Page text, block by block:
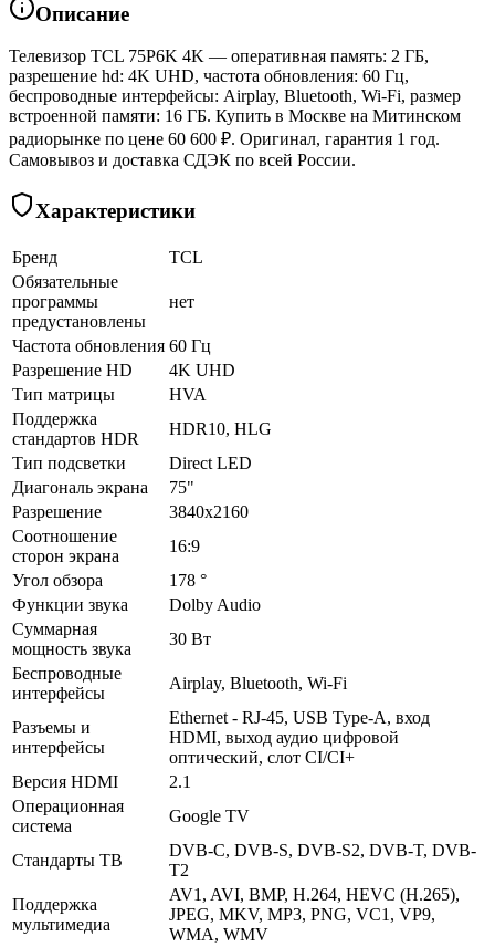
Описание
Телевизор TCL 75P6K 4K — оперативная память: 2 ГБ,
разрешение hd: 4K UHD, частота обновления: 60 Гц,
беспроводные интерфейсы: Airplay, Bluetooth, Wi-Fi, размер
встроенной памяти: 16 ГБ. Купить в Москве на Митинском
радиорынке по цене 60 600 ₽. Оригинал, гарантия 1 год.
Самовывоз и доставка СДЭК по всей России.
Характеристики
Бренд
TCL
Обязательные
программы
предустановлены
нет
Частота обновления 60 Гц
Разрешение HD
4K UHD
Тип матрицы
HVA
Поддержка
стандартов HDR
HDR10, HLG
Тип подсветки
Direct LED
Диагональ экрана
75"
Разрешение
3840x2160
Соотношение
сторон экрана
16:9
Угол обзора
178 °
Функции звука
Dolby Audio
Суммарная
мощность звука
30 Вт
Беспроводные
интерфейсы
Airplay, Bluetooth, Wi-Fi
Разъемы и
интерфейсы
Ethernet - RJ-45, USB Type-A, вход
HDMI, выход аудио цифровой
оптический, слот CI/CI+
Версия HDMI
2.1
Операционная
система
Google TV
Стандарты ТВ
DVB-C, DVB-S, DVB-S2, DVB-T, DVB-
T2
Поддержка
мультимедиа
AV1, AVI, BMP, H.264, HEVC (H.265),
JPEG, MKV, MP3, PNG, VC1, VP9,
WMA, WMV